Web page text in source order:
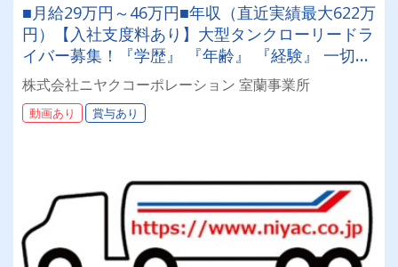
■月給29万円～46万円■年収（直近実績最大622万
円）【入社支度料あり】大型タンクローリードラ
イバー募集！『学歴』 『年齢』 『経験』 一切不
問◎男女問わず活躍できる環境です。
株式会社ニヤクコーポレーション 室蘭事業所
動画あり 賞与あり